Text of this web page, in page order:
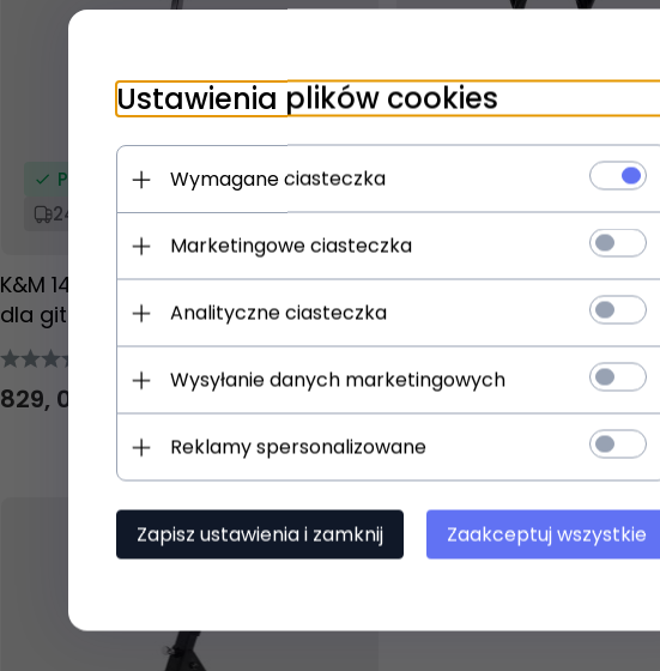
Produkt dostępny!
24 godziny
K&M 14045-000-55 Wysoki stołek
dla gitarzysty
829, 00
Produkt dostępny!
24 godziny
Ibanez IMC50FS
249, 00
Ustawienia plików cookies
Wymagane ciasteczka
Marketingowe ciasteczka
Analityczne ciasteczka
Wysyłanie danych marketingowych
Reklamy spersonalizowane
Zapisz ustawienia i zamknij Zaakceptuj wszystkie